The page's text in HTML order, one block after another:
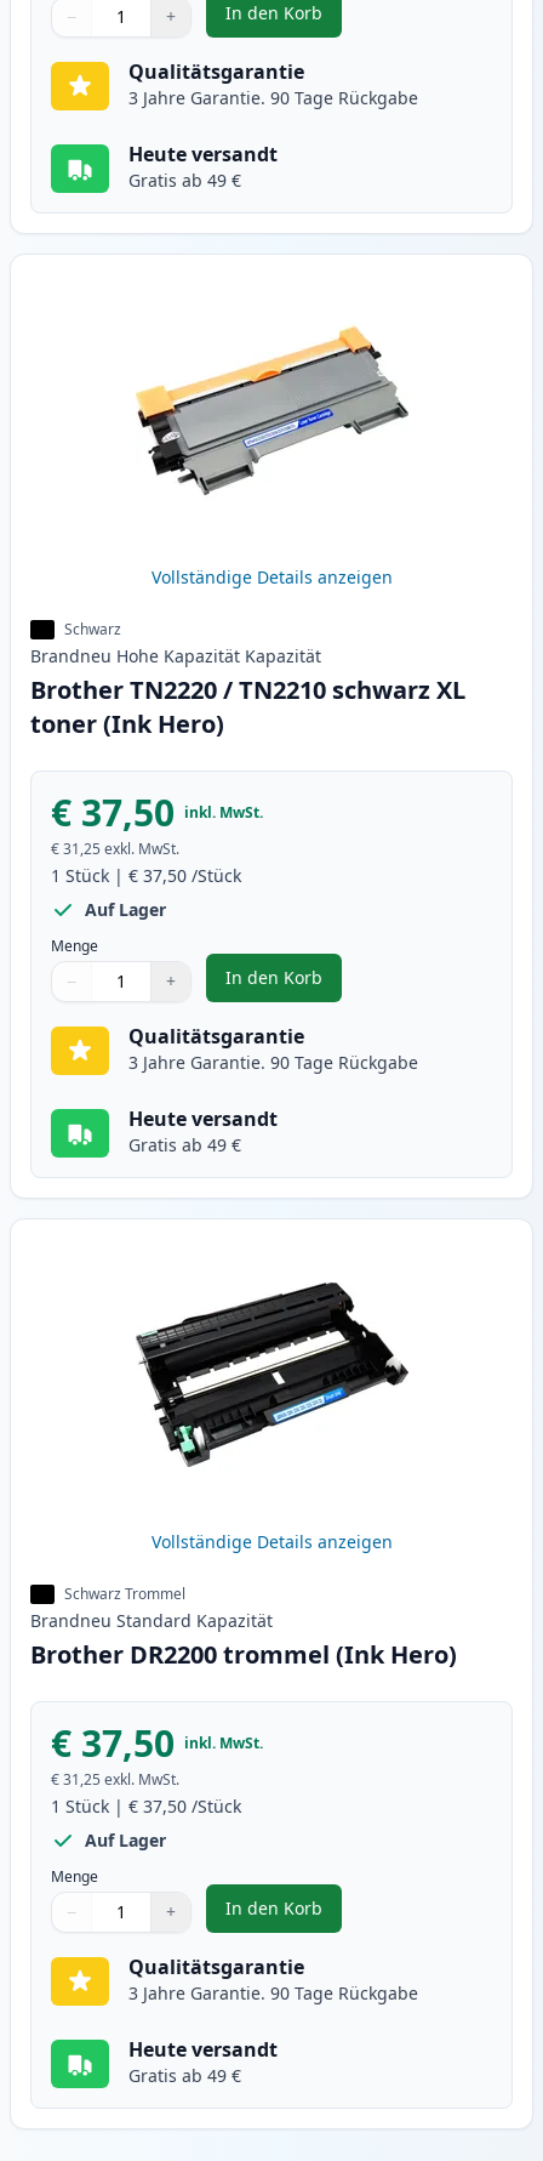
Verwenden Sie die Tasten, um anzupassen
− +
1
In den Korb
, 2 stück Brother TN2220
Qualitätsgarantie
3 Jahre Garantie. 90 Tage Rückgabe
Heute versandt
Gratis ab 49 €
Vollständige Details anzeigen
Schwarz
Brandneu Hohe Kapazität Kapazität
Brother TN2220 / TN2210 schwarz XL
toner (Ink Hero)
€ 37,50 inkl. MwSt.
€ 31,25 exkl. MwSt.
1 Stück | € 37,50 /Stück
Auf Lager
Menge
Verwenden Sie die Tasten, um anzupassen
− +
1
In den Korb
, Brother TN2220 / TN2210
Qualitätsgarantie
3 Jahre Garantie. 90 Tage Rückgabe
Heute versandt
Gratis ab 49 €
Vollständige Details anzeigen
Schwarz Trommel
Brandneu Standard Kapazität
Brother DR2200 trommel (Ink Hero)
€ 37,50 inkl. MwSt.
€ 31,25 exkl. MwSt.
1 Stück | € 37,50 /Stück
Auf Lager
Menge
Verwenden Sie die Tasten, um anzupassen
− +
1
In den Korb
, Brother DR2200 trommel (Ink
Qualitätsgarantie
3 Jahre Garantie. 90 Tage Rückgabe
Heute versandt
Gratis ab 49 €